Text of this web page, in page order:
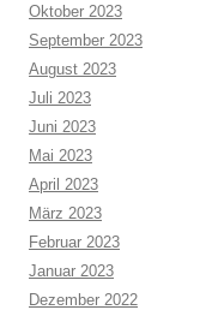
Oktober 2023
September 2023
August 2023
Juli 2023
Juni 2023
Mai 2023
April 2023
März 2023
Februar 2023
Januar 2023
Dezember 2022